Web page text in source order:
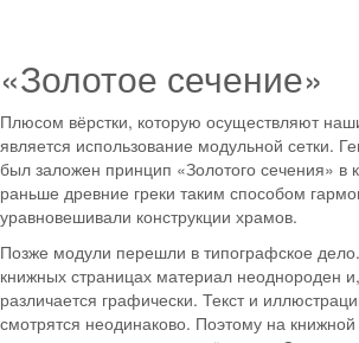
«Золотое сечение»
Плюсом вёрстки, которую осуществляют
является использование модульной сетки.
был заложен принцип «Золотого сечения» в
раньше древние греки таким способом
уравновешивали конструкции храмов.
Позже модули перешли в типографское
книжных страницах материал неоднороден
различается графически. Текст и
смотрятся неодинаково. Поэтому на